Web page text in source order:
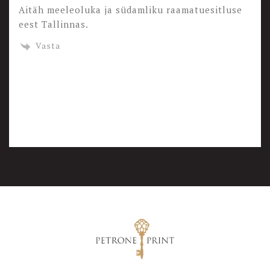
Aitäh meeleoluka ja südamliku raamatuesitluse
eest Tallinnas.
Vasta